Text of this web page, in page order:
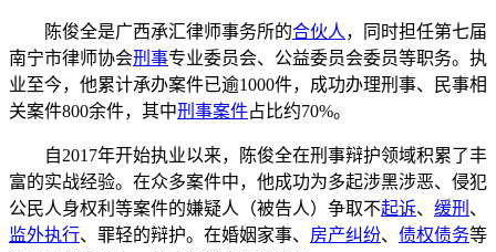
陈俊全是广西承汇律师事务所的合伙人 ，同时担任第七届
南宁市律师协会刑事专业委员会、公益委员会委员等职务。执
业至今，他累计承办案件已逾1000件，成功办理刑事、民事相
关案件800余件，其中刑事案件占比约70%。
自2017年开始执业以来，陈俊全在刑事辩护领域积累了丰
富的实战经验。在众多案件中，他成功为多起涉黑涉恶、侵犯
公民人身权利等案件的嫌疑人（被告人）争取不起诉、 缓刑 、
监外执行、罪轻的辩护。在婚姻家事、 房产纠纷、 债权债务等